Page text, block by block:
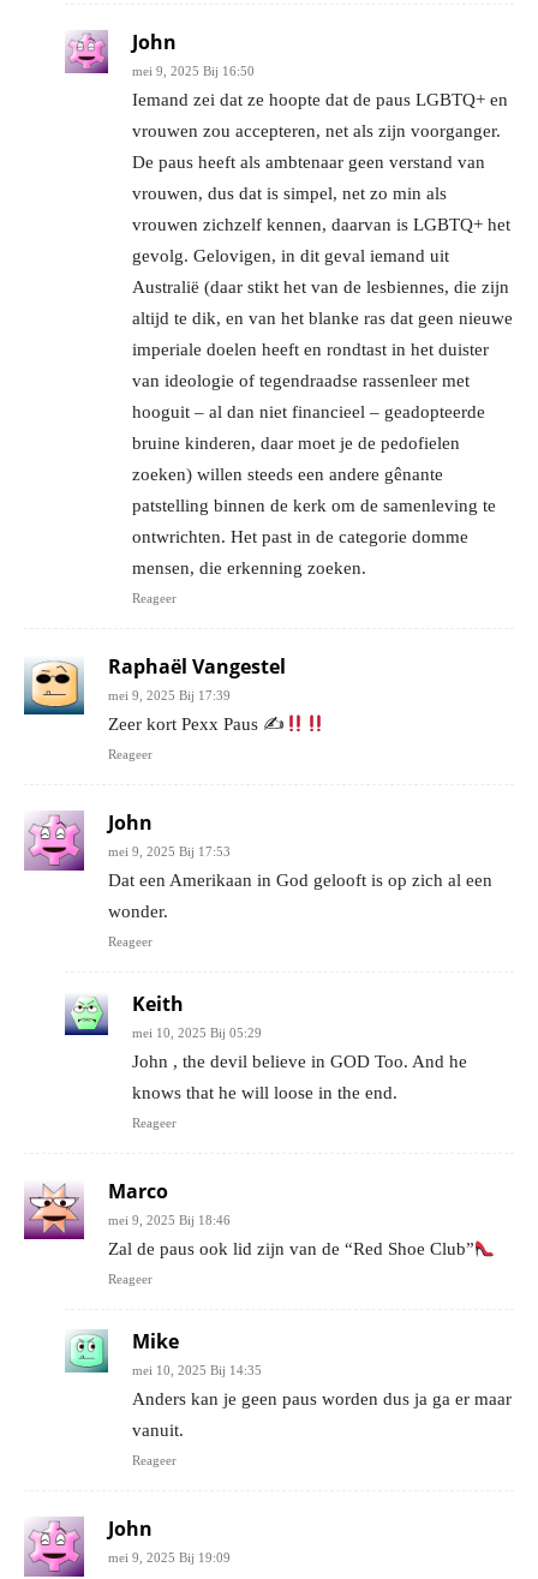
John
mei 9, 2025 Bij 16:50
Iemand zei dat ze hoopte dat de paus LGBTQ+ en
vrouwen zou accepteren, net als zijn voorganger.
De paus heeft als ambtenaar geen verstand van
vrouwen, dus dat is simpel, net zo min als
vrouwen zichzelf kennen, daarvan is LGBTQ+ het
gevolg. Gelovigen, in dit geval iemand uit
Australië (daar stikt het van de lesbiennes, die zijn
altijd te dik, en van het blanke ras dat geen nieuwe
imperiale doelen heeft en rondtast in het duister
van ideologie of tegendraadse rassenleer met
hooguit – al dan niet financieel – geadopteerde
bruine kinderen, daar moet je de pedofielen
zoeken) willen steeds een andere gênante
patstelling binnen de kerk om de samenleving te
ontwrichten. Het past in de categorie domme
mensen, die erkenning zoeken.
Reageer
Raphaël Vangestel
mei 9, 2025 Bij 17:39
Zeer kort Pexx Paus ✍
Reageer
John
mei 9, 2025 Bij 17:53
Dat een Amerikaan in God gelooft is op zich al een
wonder.
Reageer
Keith
mei 10, 2025 Bij 05:29
John , the devil believe in GOD Too. And he
knows that he will loose in the end.
Reageer
Marco
mei 9, 2025 Bij 18:46
Zal de paus ook lid zijn van de “Red Shoe Club”
Reageer
Mike
mei 10, 2025 Bij 14:35
Anders kan je geen paus worden dus ja ga er maar
vanuit.
Reageer
John
mei 9, 2025 Bij 19:09